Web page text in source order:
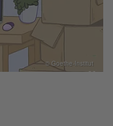
© Goethe-Institut